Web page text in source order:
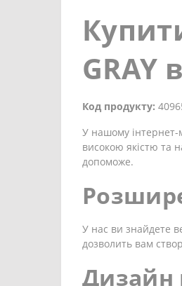
GRAY
Код продукту:
У нашому інтернет-
високою якістю та
допоможе.
У нас ви знайдете
дозволить вам
Дизайн